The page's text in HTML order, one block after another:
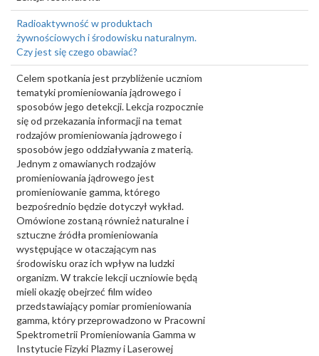
Radioaktywność w produktach
żywnościowych i środowisku naturalnym.
Czy jest się czego obawiać?
Celem spotkania jest przybliżenie uczniom
tematyki promieniowania jądrowego i
sposobów jego detekcji. Lekcja rozpocznie
się od przekazania informacji na temat
rodzajów promieniowania jądrowego i
sposobów jego oddziaływania z materią.
Jednym z omawianych rodzajów
promieniowania jądrowego jest
promieniowanie gamma, którego
bezpośrednio będzie dotyczył wykład.
Omówione zostaną również naturalne i
sztuczne źródła promieniowania
występujące w otaczającym nas
środowisku oraz ich wpływ na ludzki
organizm. W trakcie lekcji uczniowie będą
mieli okazję obejrzeć film wideo
przedstawiający pomiar promieniowania
gamma, który przeprowadzono w Pracowni
Spektrometrii Promieniowania Gamma w
Instytucie Fizyki Plazmy i Laserowej